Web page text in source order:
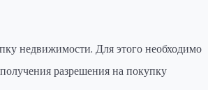
недвижимости. Для этого необходимо
разрешения на покупку